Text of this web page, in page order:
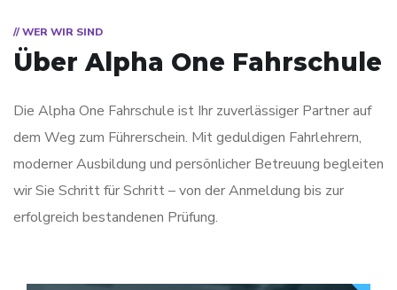
// WER WIR SIND
Über Alpha One Fahrschule
Die Alpha One Fahrschule ist Ihr zuverlässiger Partner auf
dem Weg zum Führerschein. Mit geduldigen Fahrlehrern,
moderner Ausbildung und persönlicher Betreuung begleiten
wir Sie Schritt für Schritt – von der Anmeldung bis zur
erfolgreich bestandenen Prüfung.